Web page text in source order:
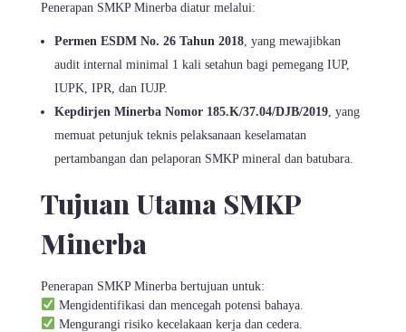
Penerapan SMKP Minerba diatur melalui:
Permen ESDM No. 26 Tahun 2018, yang mewajibkan
audit internal minimal 1 kali setahun bagi pemegang IUP,
IUPK, IPR, dan IUJP.
Kepdirjen Minerba Nomor 185.K/37.04/DJB/2019, yang
memuat petunjuk teknis pelaksanaan keselamatan
pertambangan dan pelaporan SMKP mineral dan batubara.
Tujuan Utama SMKP
Minerba
Penerapan SMKP Minerba bertujuan untuk:
Mengidentifikasi dan mencegah potensi bahaya.
Mengurangi risiko kecelakaan kerja dan cedera.